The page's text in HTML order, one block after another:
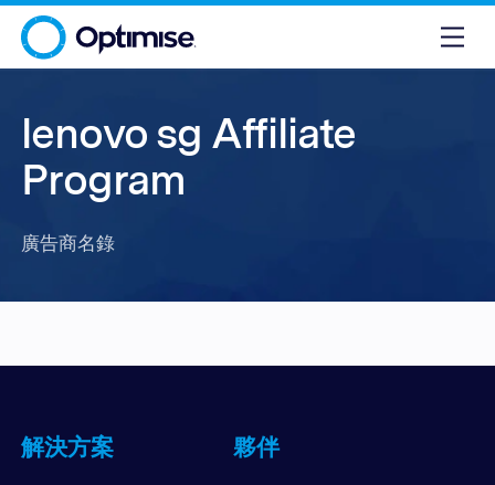
lenovo sg Affiliate
Program
廣告商名錄
解決方案 夥伴